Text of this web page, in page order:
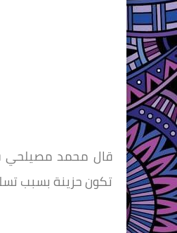
قال محمد مصيلحي
تكون حزينة بسبب